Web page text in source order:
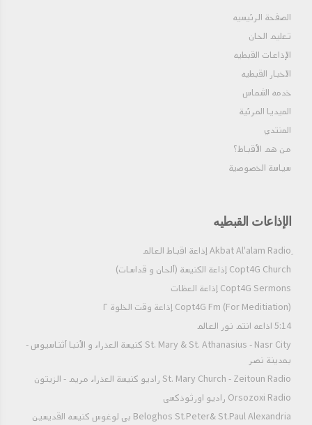
الصفحة الرئيسيه
تعليم الحان
الإذاعات القبطيه
الاخبار القبطيه
خدمه الشماس
الميديا المرئية
المنتدي
من هم الأقباط؟‎
سياسة الخصوصية
الإذاعات القبطيه
Copt4G Church إذاعة الكنيسة (ألحان و قداسات)
Copt4G Sermons إذاعة العظات
Copt4G Fm (For Meditiation) إذاعة وقت الخلوة ٢
5:14 اذاعه انتم نور العالم
St. Mary & St. Athanasius - Nasr City كنيسة العذراء و الأنبا أثناسيوس -
بمدينة نصر
St. Mary Church - Zeitoun Radio راديو كنيسة العذراء مريم - الزيتون
Orsozoxi Radio راديو اورثوذكسى
Beloghos St.Peter& St.Paul Alexandria بي لوغوس كنيسه القديسين